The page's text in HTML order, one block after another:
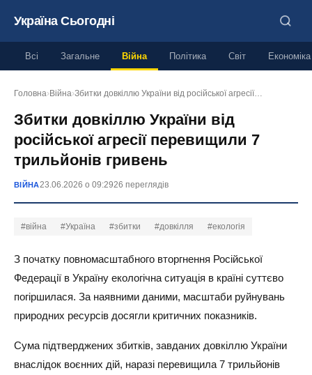
Україна Сьогодні
Всі Загальне Війна Політика Світ Економіка
Головна› Війна›Збитки довкіллю України від російської агресії…
Збитки довкіллю України від
російської агресії перевищили 7
трильйонів гривень
ВІЙНА23.06.2026 о 09:2926 переглядів
#війна #Україна #збитки #довкілля #екологія
З початку повномасштабного вторгнення Російської
Федерації в Україну екологічна ситуація в країні суттєво
погіршилася. За наявними даними, масштаби руйнувань
природних ресурсів досягли критичних показників.
Сума підтверджених збитків, завданих довкіллю України
внаслідок воєнних дій, наразі перевищила 7 трильйонів